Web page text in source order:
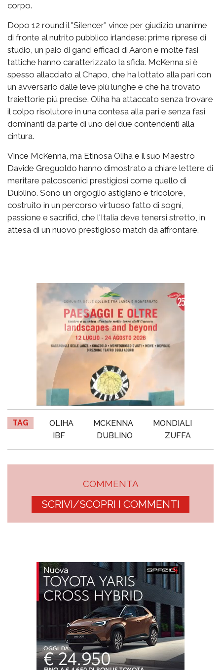
corpo.
Dopo 12 round il "Silencer" vince per giudizio unanime
di fronte al nutrito pubblico irlandese: prime riprese di
studio, un paio di ganci efficaci di Aaron e molte fasi
tattiche hanno caratterizzato la sfida. McKenna si è
spesso allacciato al Chapo, che ha lottato alla pari con
un avversario dalle leve più lunghe e che ha trovato
traiettorie più precise. Oliha ha attaccato senza trovare
il colpo risolutore in una contesa alla pari e senza fasi
dominanti da parte di uno dei due contendenti alla
cintura.
Vince McKenna, ma Etinosa Oliha e il suo Maestro
Davide Greguoldo hanno dimostrato a chiare lettere di
meritare palcoscenici prestigiosi come quello di
Dublino. Sono un orgoglio astigiano e tricolore,
costruito in un percorso virtuoso fatto di sogni,
passione e sacrifici, che l'Italia deve tenersi stretto, in
attesa di un nuovo prestigioso match da affrontare.
TAG OLIHA MCKENNA
MONDIALI
IBF
DUBLINO ZUFFA
COMMENTA
SCRIVI/SCOPRI I COMMENTI